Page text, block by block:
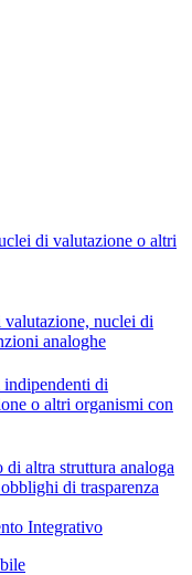
di valutazione o altri
nuclei di
analoghe
di
o altri organismi con
altra struttura analoga
di trasparenza
Integrativo